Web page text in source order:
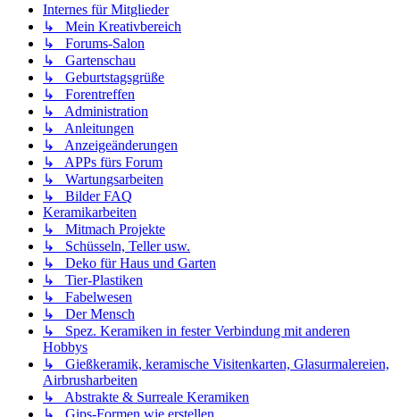
Internes für Mitglieder
↳ Mein Kreativbereich
↳ Forums-Salon
↳ Gartenschau
↳ Geburtstagsgrüße
↳ Forentreffen
↳ Administration
↳ Anleitungen
↳ Anzeigeänderungen
↳ APPs fürs Forum
↳ Wartungsarbeiten
↳ Bilder FAQ
Keramikarbeiten
↳ Mitmach Projekte
↳ Schüsseln, Teller usw.
↳ Deko für Haus und Garten
↳ Tier-Plastiken
↳ Fabelwesen
↳ Der Mensch
↳ Spez. Keramiken in fester Verbindung mit anderen
Hobbys
↳ Gießkeramik, keramische Visitenkarten, Glasurmalereien,
Airbrusharbeiten
↳ Abstrakte & Surreale Keramiken
↳ Gips-Formen wie erstellen